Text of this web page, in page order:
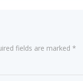
fields are marked *